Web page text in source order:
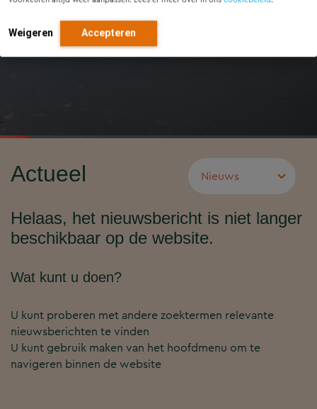
Weigeren Accepteren
Actueel
Helaas, het nieuwsbericht is niet langer
beschikbaar op de website.
Wat kunt u doen?
U kunt proberen met andere zoektermen relevante
nieuwsberichten te vinden
U kunt gebruik maken van het hoofdmenu om te
navigeren binnen de website